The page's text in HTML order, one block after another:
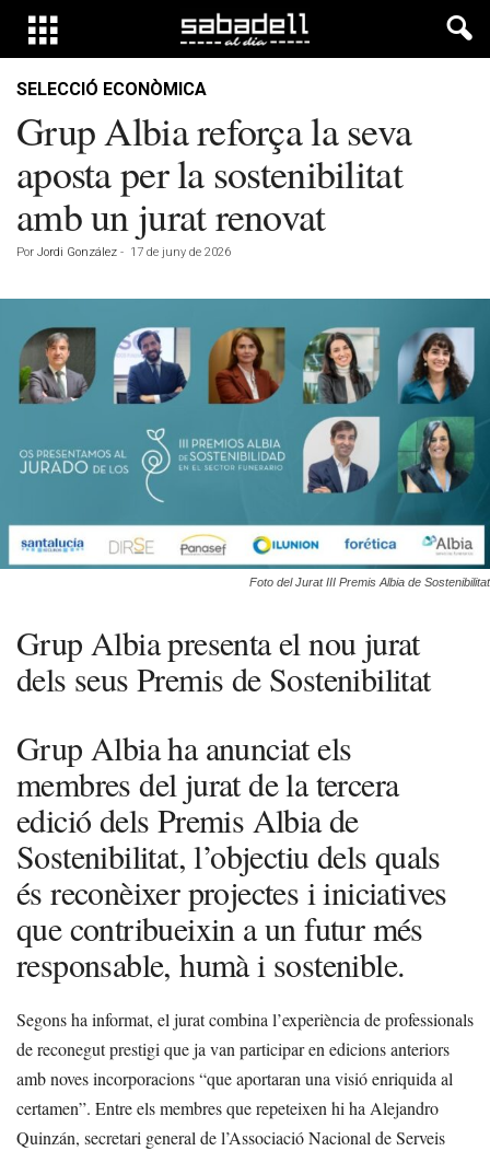
SELECCIÓ ECONÒMICA
Grup Albia reforça la seva
aposta per la sostenibilitat
amb un jurat renovat
Por Jordi González - 17 de juny de 2026
Foto del Jurat III Premis Albia de Sostenibilitat
Grup Albia presenta el nou jurat
dels seus Premis de Sostenibilitat
Grup Albia ha anunciat els
membres del jurat de la tercera
edició dels Premis Albia de
Sostenibilitat, l’objectiu dels quals
és reconèixer projectes i iniciatives
que contribueixin a un futur més
responsable, humà i sostenible.
Segons ha informat, el jurat combina l’experiència de professionals
de reconegut prestigi que ja van participar en edicions anteriors
amb noves incorporacions “que aportaran una visió enriquida al
certamen”. Entre els membres que repeteixen hi ha Alejandro
Quinzán, secretari general de l’Associació Nacional de Serveis